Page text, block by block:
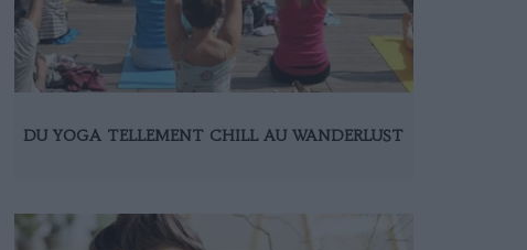
DU YOGA TELLEMENT CHILL AU WANDERLUST